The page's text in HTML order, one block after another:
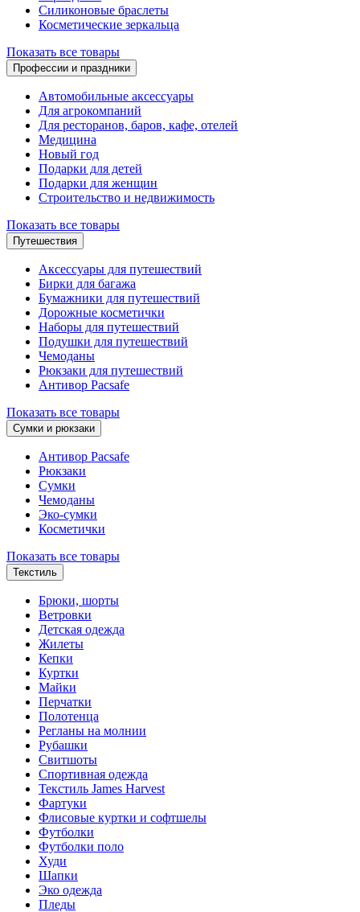
Силиконовые браслеты
Косметические зеркальца
Показать все товары
Профессии и праздники
Автомобильные аксессуары
Для агрокомпаний
Для ресторанов, баров, кафе, отелей
Медицина
Новый год
Подарки для детей
Подарки для женщин
Строительство и недвижимость
Показать все товары
Путешествия
Аксессуары для путешествий
Бирки для багажа
Бумажники для путешествий
Дорожные косметички
Наборы для путешествий
Подушки для путешествий
Чемоданы
Рюкзаки для путешествий
Антивор Pacsafe
Показать все товары
Сумки и рюкзаки
Антивор Pacsafe
Рюкзаки
Сумки
Чемоданы
Эко-сумки
Косметички
Показать все товары
Текстиль
Брюки, шорты
Ветровки
Детская одежда
Жилеты
Кепки
Куртки
Майки
Перчатки
Полотенца
Регланы на молнии
Рубашки
Свитшоты
Спортивная одежда
Текстиль James Harvest
Фартуки
Флисовые куртки и софтшелы
Футболки
Футболки поло
Худи
Шапки
Эко одежда
Пледы